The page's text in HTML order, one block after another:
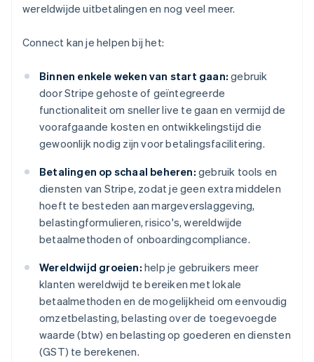
wereldwijde uitbetalingen en nog veel meer.
Connect kan je helpen bij het:
Binnen enkele weken van start gaan: gebruik
door Stripe gehoste of geïntegreerde
functionaliteit om sneller live te gaan en vermijd de
voorafgaande kosten en ontwikkelingstijd die
gewoonlijk nodig zijn voor betalingsfacilitering.
Betalingen op schaal beheren: gebruik tools en
diensten van Stripe, zodat je geen extra middelen
hoeft te besteden aan margeverslaggeving,
belastingformulieren, risico's, wereldwijde
betaalmethoden of onboardingcompliance.
Wereldwijd groeien: help je gebruikers meer
klanten wereldwijd te bereiken met lokale
betaalmethoden en de mogelijkheid om eenvoudig
omzetbelasting, belasting over de toegevoegde
waarde (btw) en belasting op goederen en diensten
(GST) te berekenen.